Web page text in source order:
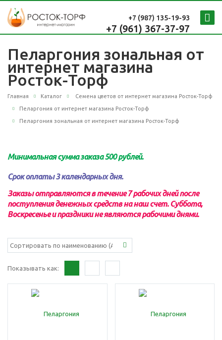
+7 (987) 135-19-93
+7 (961) 367-37-97
Пеларгония зональная от
интернет магазина
Росток-Торф
Главная Каталог Семена цветов от интернет магазина Росток-Торф
Пеларгония от интернет магазина Росток-Торф
Пеларгония зональная от интернет магазина Росток-Торф
Минимальная сумма заказа 500 рублей.
Срок оплаты 3 календарных дня.
Заказы отправляются в течение 7 рабочих дней после
поступления денежных средств на наш счет. Суббота,
Воскресенье и праздники не являются рабочими днями.
Показывать как: